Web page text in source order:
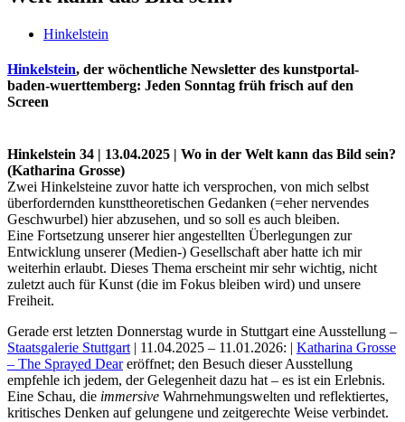
Uli Rothfuss
Harald Schwiers
Hinkelstein
Hinkelstein, der wöchentliche Newsletter des kunstportal-
baden-wuerttemberg: Jeden Sonntag früh frisch auf den
Screen
Hinkelstein 34 | 13.04.2025 | Wo in der Welt kann das Bild sein?
(Katharina Grosse)
Zwei Hinkelsteine zuvor hatte ich versprochen, von mich selbst
überfordernden kunsttheoretischen Gedanken (=eher nervendes
Geschwurbel) hier abzusehen, und so soll es auch bleiben.
Eine Fortsetzung unserer hier angestellten Überlegungen zur
Entwicklung unserer (Medien-) Gesellschaft aber hatte ich mir
weiterhin erlaubt. Dieses Thema erscheint mir sehr wichtig, nicht
zuletzt auch für Kunst (die im Fokus bleiben wird) und unsere
Freiheit.
Gerade erst letzten Donnerstag wurde in Stuttgart eine Ausstellung –
Staatsgalerie Stuttgart | 11.04.2025 – 11.01.2026: | Katharina Grosse
– The Sprayed Deareröffnet; den Besuch dieser Ausstellung
empfehle ich jedem, der Gelegenheit dazu hat – es ist ein Erlebnis.
Eine Schau, die immersive Wahrnehmungswelten und reflektiertes,
kritisches Denken auf gelungene und zeitgerechte Weise verbindet.